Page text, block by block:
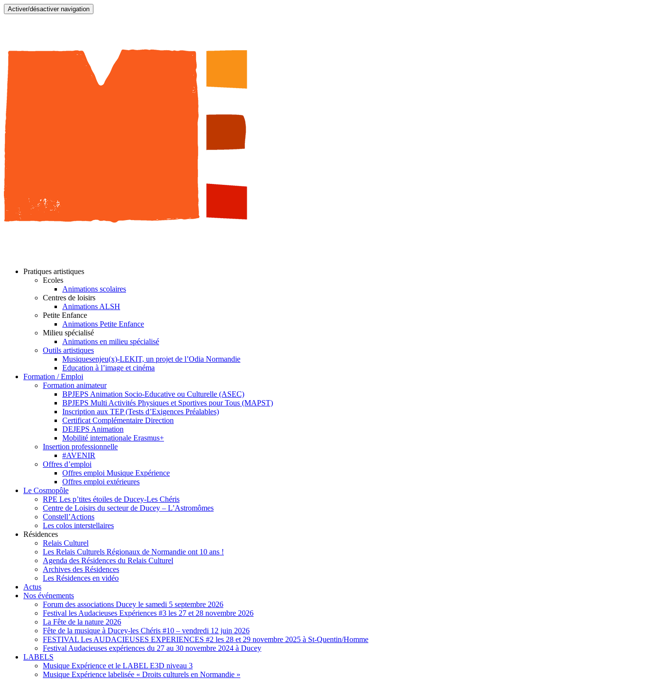
Activer/désactiver navigation
Pratiques artistiques
Ecoles
Animations scolaires
Centres de loisirs
Animations ALSH
Petite Enfance
Animations Petite Enfance
Milieu spécialisé
Animations en milieu spécialisé
Outils artistiques
Musiquesenjeu(x)-LEKIT, un projet de l’Odia Normandie
Education à l’image et cinéma
Formation / Emploi
Formation animateur
BPJEPS Animation Socio-Educative ou Culturelle (ASEC)
BPJEPS Multi Activités Physiques et Sportives pour Tous (MAPST)
Inscription aux TEP (Tests d’Exigences Préalables)
Certificat Complémentaire Direction
DEJEPS Animation
Mobilité internationale Erasmus+
Insertion professionnelle
#AVENIR
Offres d’emploi
Offres emploi Musique Expérience
Offres emploi extérieures
Le Cosmopôle
RPE Les p’tites étoiles de Ducey-Les Chéris
Centre de Loisirs du secteur de Ducey – L’Astromômes
Constell’Actions
Les colos interstellaires
Résidences
Relais Culturel
Les Relais Culturels Régionaux de Normandie ont 10 ans !
Agenda des Résidences du Relais Culturel
Archives des Résidences
Les Résidences en vidéo
Actus
Nos événements
Forum des associations Ducey le samedi 5 septembre 2026
Festival les Audacieuses Expériences #3 les 27 et 28 novembre 2026
La Fête de la nature 2026
Fête de la musique à Ducey-les Chéris #10 – vendredi 12 juin 2026
FESTIVAL Les AUDACIEUSES EXPERIENCES #2 les 28 et 29 novembre 2025 à St-Quentin/Homme
Festival Audacieuses expériences du 27 au 30 novembre 2024 à Ducey
LABELS
Musique Expérience et le LABEL E3D niveau 3
Musique Expérience labelisée « Droits culturels en Normandie »